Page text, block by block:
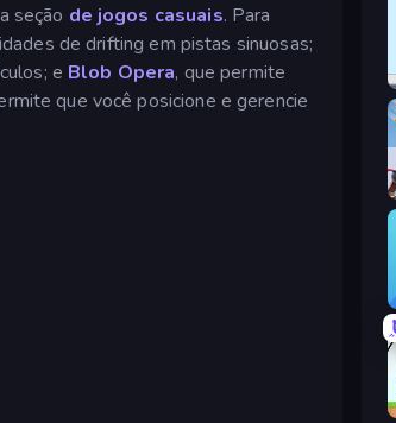
seção de jogos casuais. Para
de drifting em pistas sinuosas;
e Blob Opera, que permite
que você posicione e gerencie